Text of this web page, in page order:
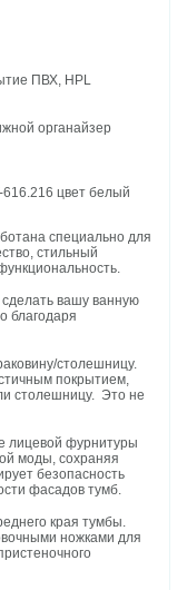
ПВХ, HPL
органайзер
616.216 цвет белый
специально для
стильный
вашу ванную
благодаря
столешницу.
покрытием,
столешницу. Это не
лицевой фурнитуры
моды, сохраняя
безопасность
фасадов тумб.
края тумбы.
ножками для